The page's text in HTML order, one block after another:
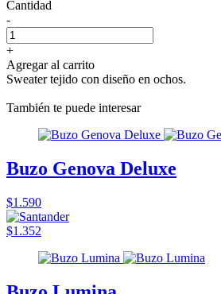
Cantidad
-
+
Agregar al carrito
Sweater tejido con diseño en ochos.
También te puede interesar
Buzo Genova Deluxe
$1.590
$1.352